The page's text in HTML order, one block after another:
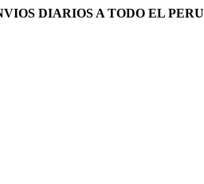
DIARIOS A TODO EL PERU